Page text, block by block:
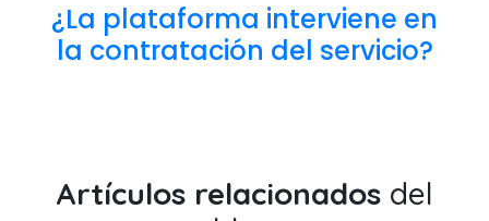
¿La plataforma interviene en
la contratación del servicio?
Artículos relacionados del